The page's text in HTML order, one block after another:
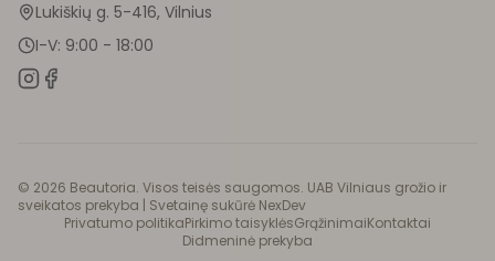
Lukiškių g. 5-416, Vilnius
I-V: 9:00 - 18:00
© 2026 Beautoria. Visos teisės saugomos. UAB Vilniaus grožio ir
sveikatos prekyba | Svetainę sukūrė NexDev
Privatumo politikaPirkimo taisyklėsGrąžinimaiKontaktai
Didmeninė prekyba